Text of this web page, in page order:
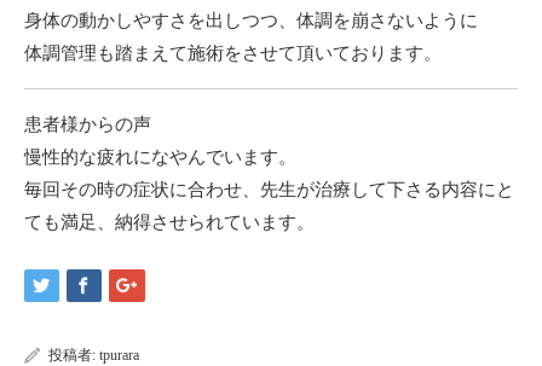
身体の動かしやすさを出しつつ、体調を崩さないように
体調管理も踏まえて施術をさせて頂いております。
患者様からの声
慢性的な疲れになやんでいます。
毎回その時の症状に合わせ、先生が治療して下さる内容にと
ても満足、納得させられています。
投稿者: tpurara